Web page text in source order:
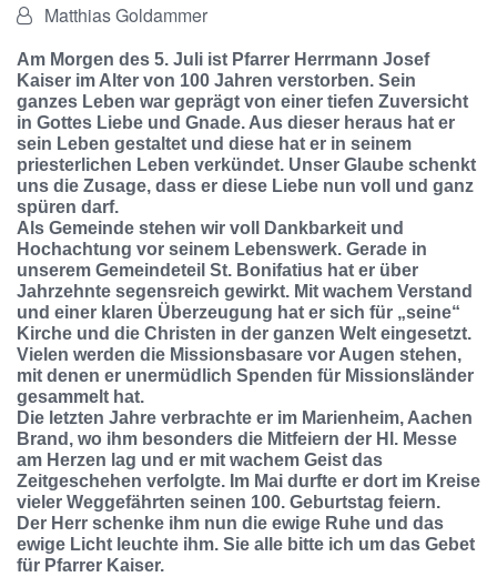
Von:Matthias Goldammer
Am Morgen des 5. Juli ist Pfarrer Herrmann Josef
Kaiser im Alter von 100 Jahren verstorben. Sein
ganzes Leben war geprägt von einer tiefen Zuversicht
in Gottes Liebe und Gnade. Aus dieser heraus hat er
sein Leben gestaltet und diese hat er in seinem
priesterlichen Leben verkündet. Unser Glaube schenkt
uns die Zusage, dass er diese Liebe nun voll und ganz
spüren darf.
Als Gemeinde stehen wir voll Dankbarkeit und
Hochachtung vor seinem Lebenswerk. Gerade in
unserem Gemeindeteil St. Bonifatius hat er über
Jahrzehnte segensreich gewirkt. Mit wachem Verstand
und einer klaren Überzeugung hat er sich für „seine“
Kirche und die Christen in der ganzen Welt eingesetzt.
Vielen werden die Missionsbasare vor Augen stehen,
mit denen er unermüdlich Spenden für Missionsländer
gesammelt hat.
Die letzten Jahre verbrachte er im Marienheim, Aachen
Brand, wo ihm besonders die Mitfeiern der Hl. Messe
am Herzen lag und er mit wachem Geist das
Zeitgeschehen verfolgte. Im Mai durfte er dort im Kreise
vieler Weggefährten seinen 100. Geburtstag feiern.
Der Herr schenke ihm nun die ewige Ruhe und das
ewige Licht leuchte ihm. Sie alle bitte ich um das Gebet
für Pfarrer Kaiser.